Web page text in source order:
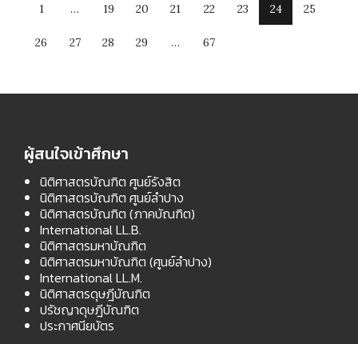
1 … 19 20 21 22 23 24 25
26 27 28 29 … 67
ผู้สนใจเข้าศึกษา
นิติศาสตรบัณฑิต ศูนย์รังสิต
นิติศาสตรบัณฑิต ศูนย์ลำปาง
นิติศาสตรบัณฑิต (ภาคบัณฑิต)
International LL.B.
นิติศาสตรมหาบัณฑิต
นิติศาสตรมหาบัณฑิต (ศูนย์ลำปาง)
International LL.M.
นิติศาสตรดุษฎีบัณฑิต
ปรัชญาดุษฎีบัณฑิต
ประกาศนียบัตร